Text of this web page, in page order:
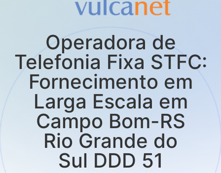
Operadora de
Telefonia Fixa STFC:
Fornecimento em
Larga Escala em
Campo Bom-RS
Rio Grande do
Sul DDD 51